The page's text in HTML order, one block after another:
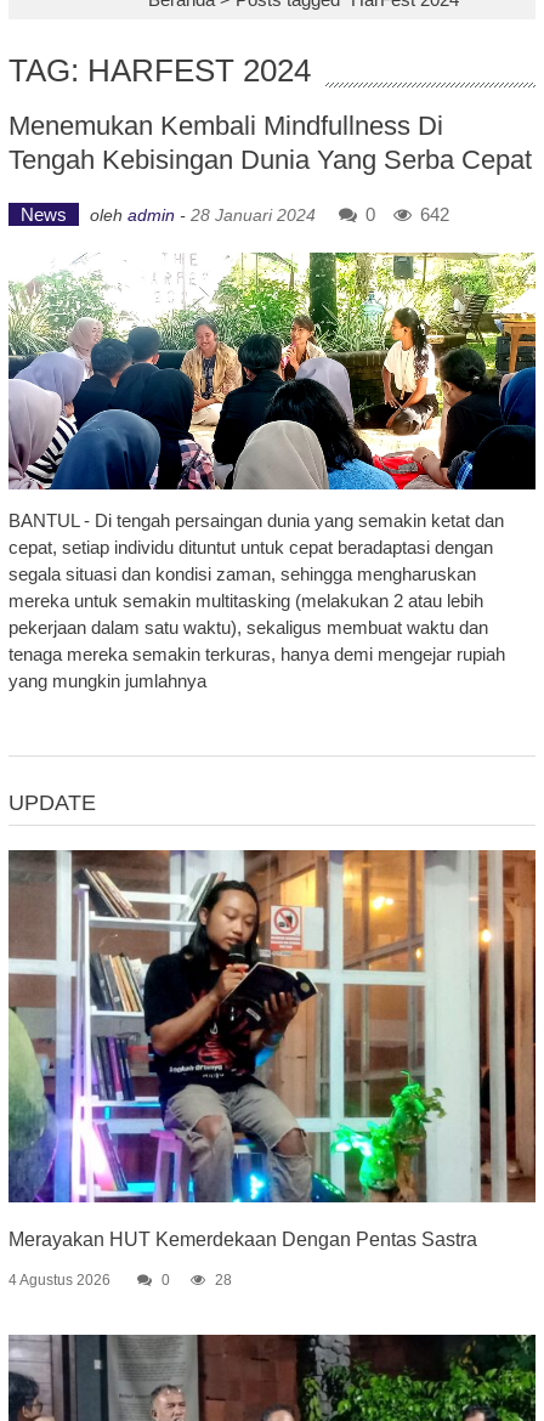
TAG: HARFEST 2024
Menemukan Kembali Mindfullness Di
Tengah Kebisingan Dunia Yang Serba Cepat
News oleh admin - 28 Januari 2024 0 642
BANTUL - Di tengah persaingan dunia yang semakin ketat dan
cepat, setiap individu dituntut untuk cepat beradaptasi dengan
segala situasi dan kondisi zaman, sehingga mengharuskan
mereka untuk semakin multitasking (melakukan 2 atau lebih
pekerjaan dalam satu waktu), sekaligus membuat waktu dan
tenaga mereka semakin terkuras, hanya demi mengejar rupiah
yang mungkin jumlahnya
UPDATE
Merayakan HUT Kemerdekaan Dengan Pentas Sastra
4 Agustus 2026 0 28